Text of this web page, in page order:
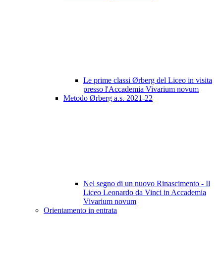
Le prime classi Ørberg del Liceo in visita
presso l'Accademia Vivarium novum
Metodo Ørberg a.s. 2021-22
Nel segno di un nuovo Rinascimento - Il
Liceo Leonardo da Vinci in Accademia
Vivarium novum
Orientamento in entrata